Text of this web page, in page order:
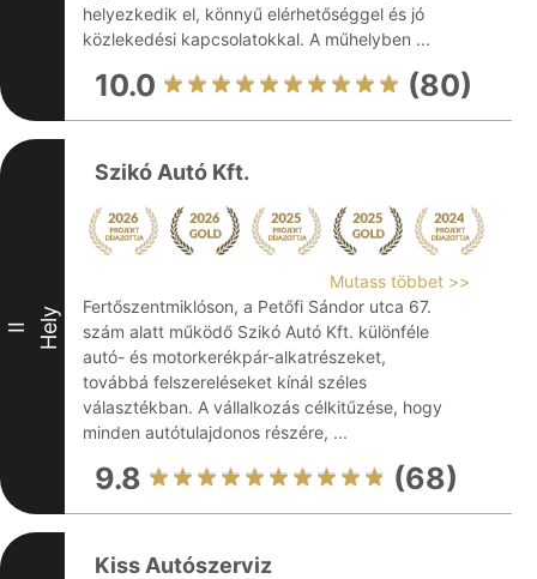
helyezkedik el, könnyű elérhetőséggel és jó
közlekedési kapcsolatokkal. A műhelyben ...
10.0 (80)
II Hely
Szikó Autó Kft.
Mutass többet >>
Fertőszentmiklóson, a Petőfi Sándor utca 67.
szám alatt működő Szikó Autó Kft. különféle
autó- és motorkerékpár-alkatrészeket,
továbbá felszereléseket kínál széles
választékban. A vállalkozás célkitűzése, hogy
minden autótulajdonos részére, ...
9.8 (68)
Kiss Autószerviz